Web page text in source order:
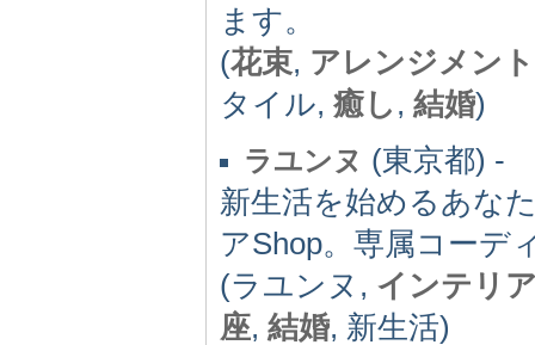
ます。
(花束, アレンジメント
タイル, 癒し , 結婚)
ラユンヌ (東京都) -
新生活を始めるあな
アShop。専属コーデ
(ラユンヌ, インテリ
座, 結婚, 新生活)